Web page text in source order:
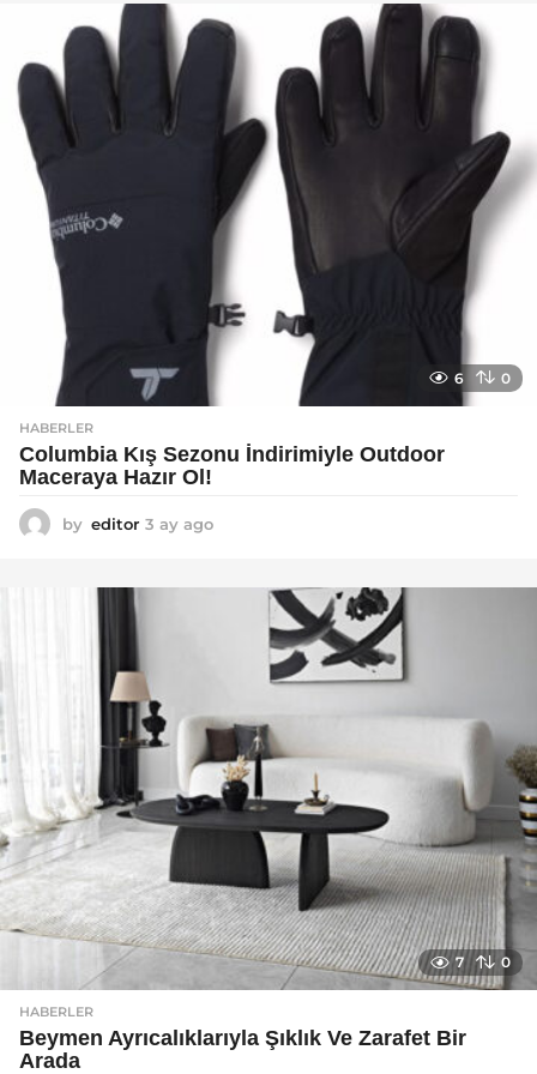
g
6 0
HABERLER
Columbia Kış Sezonu İndirimiyle Outdoor
Maceraya Hazır Ol!
by editor 3 ay ago
a
7 0
HABERLER
Beymen Ayrıcalıklarıyla Şıklık Ve Zarafet Bir
Arada